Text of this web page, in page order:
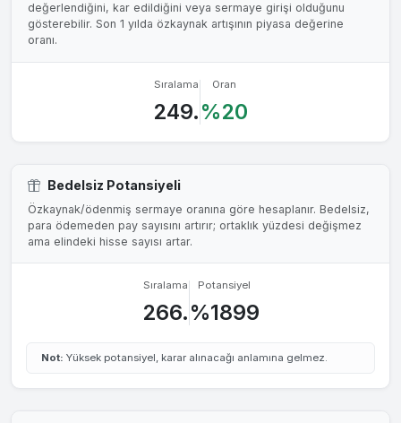
değerlendiğini, kar edildiğini veya sermaye girişi olduğunu
gösterebilir. Son 1 yılda özkaynak artışının piyasa değerine
oranı.
Sıralama
249.
Oran
%20
Bedelsiz Potansiyeli
Özkaynak/ödenmiş sermaye oranına göre hesaplanır. Bedelsiz,
para ödemeden pay sayısını artırır; ortaklık yüzdesi değişmez
ama elindeki hisse sayısı artar.
Sıralama
266.
Potansiyel
%1899
Not: Yüksek potansiyel, karar alınacağı anlamına gelmez.